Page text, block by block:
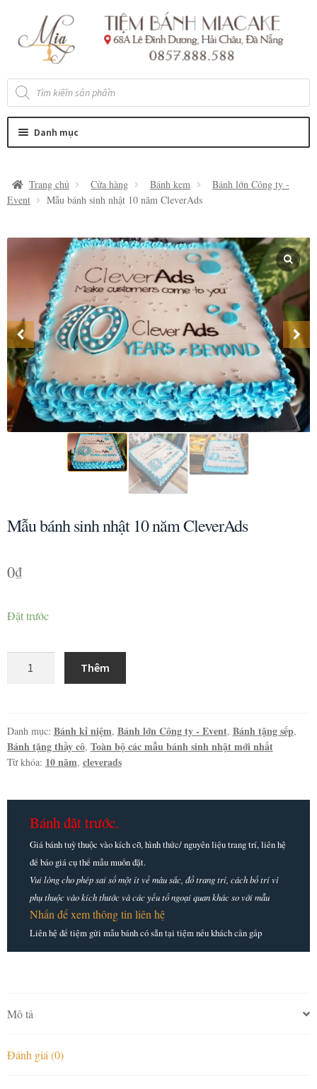
đến
Điều
đến
nội
Tìm
kiếm
sản
Danh mục
Trang chủ Cửa hàng Bánh kem
Bánh lớn Công ty -
Event
Mẫu bánh sinh nhật 10 năm CleverAds
Mẫu bánh sinh nhật 10 năm CleverAds
0₫
Đặt trước
10
năm
CleverAds
lượng
Thêm
Danh mục: Bánh kỉ niệm, Bánh lớn Công ty - Event, Bánh tặng sếp,
Bánh tặng thầy cô, Toàn bộ các mẫu bánh sinh nhật mới nhất
Từ khóa: 10 năm, cleverads
Bánh đặt trước.
Giá bánh tuỳ thuộc vào kích cỡ, hình thức/ nguyên liệu trang trí, liên hệ
để báo giá cụ thể mẫu muốn đặt.
Vui lòng cho phép sai số một ít về màu sắc, đồ trang trí, cách bố trí vì
phụ thuộc vào kích thước và các yếu tố ngoại quan khác so với mẫu
Nhấn để xem thông tin liên hệ
Liên hệ để tiệm gửi mẫu bánh có sẵn tại tiệm nếu khách cần gấp
Mô tả
Đánh giá (0)